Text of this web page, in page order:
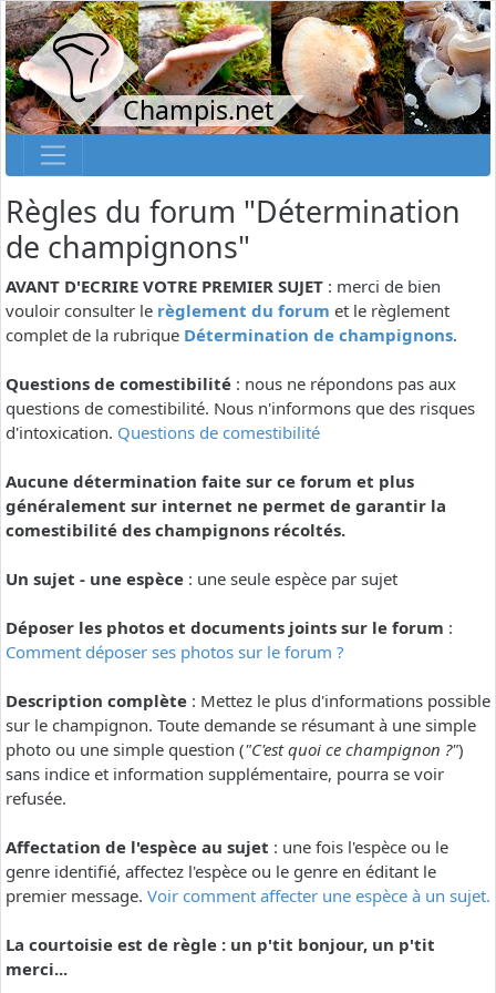
Champis.net
Règles du forum "Détermination
de champignons"
AVANT D'ECRIRE VOTRE PREMIER SUJET : merci de bien
vouloir consulter le règlement du forum et le règlement
complet de la rubrique Détermination de champignons.
Questions de comestibilité : nous ne répondons pas aux
questions de comestibilité. Nous n'informons que des risques
d'intoxication. Questions de comestibilité
Aucune détermination faite sur ce forum et plus
généralement sur internet ne permet de garantir la
comestibilité des champignons récoltés.
Un sujet - une espèce : une seule espèce par sujet
Déposer les photos et documents joints sur le forum :
Comment déposer ses photos sur le forum ?
Description complète : Mettez le plus d'informations possible
sur le champignon. Toute demande se résumant à une simple
photo ou une simple question ("C'est quoi ce champignon ?")
sans indice et information supplémentaire, pourra se voir
refusée.
Affectation de l'espèce au sujet : une fois l'espèce ou le
genre identifié, affectez l'espèce ou le genre en éditant le
premier message. Voir comment affecter une espèce à un sujet.
La courtoisie est de règle : un p'tit bonjour, un p'tit
merci...